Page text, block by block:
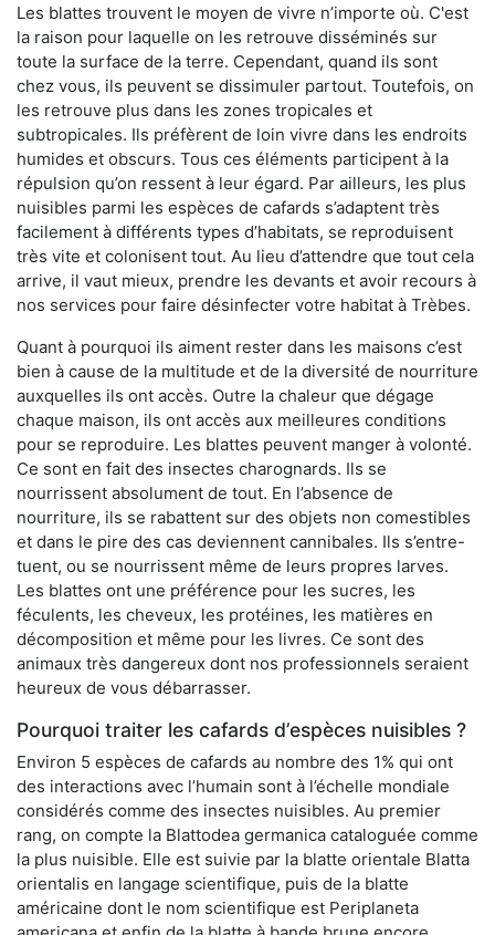
Les blattes trouvent le moyen de vivre n’importe où. C'est
la raison pour laquelle on les retrouve disséminés sur
toute la surface de la terre. Cependant, quand ils sont
chez vous, ils peuvent se dissimuler partout. Toutefois, on
les retrouve plus dans les zones tropicales et
subtropicales. Ils préfèrent de loin vivre dans les endroits
humides et obscurs. Tous ces éléments participent à la
répulsion qu’on ressent à leur égard. Par ailleurs, les plus
nuisibles parmi les espèces de cafards s’adaptent très
facilement à différents types d’habitats, se reproduisent
très vite et colonisent tout. Au lieu d’attendre que tout cela
arrive, il vaut mieux, prendre les devants et avoir recours à
nos services pour faire désinfecter votre habitat à Trèbes.
Quant à pourquoi ils aiment rester dans les maisons c’est
bien à cause de la multitude et de la diversité de nourriture
auxquelles ils ont accès. Outre la chaleur que dégage
chaque maison, ils ont accès aux meilleures conditions
pour se reproduire. Les blattes peuvent manger à volonté.
Ce sont en fait des insectes charognards. Ils se
nourrissent absolument de tout. En l’absence de
nourriture, ils se rabattent sur des objets non comestibles
et dans le pire des cas deviennent cannibales. Ils s’entre-
tuent, ou se nourrissent même de leurs propres larves.
Les blattes ont une préférence pour les sucres, les
féculents, les cheveux, les protéines, les matières en
décomposition et même pour les livres. Ce sont des
animaux très dangereux dont nos professionnels seraient
heureux de vous débarrasser.
Pourquoi traiter les cafards d’espèces nuisibles ?
Environ 5 espèces de cafards au nombre des 1% qui ont
des interactions avec l’humain sont à l’échelle mondiale
considérés comme des insectes nuisibles. Au premier
rang, on compte la Blattodea germanica cataloguée comme
la plus nuisible. Elle est suivie par la blatte orientale Blatta
orientalis en langage scientifique, puis de la blatte
américaine dont le nom scientifique est Periplaneta